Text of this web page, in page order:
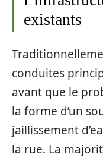
existants
conduites
avant que le
la forme d’un
jaillissement
la rue. La